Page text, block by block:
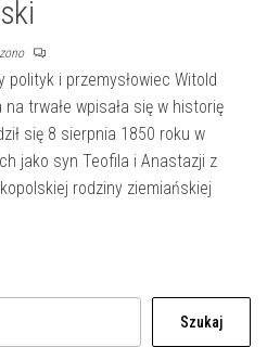
i przemysłowiec Witold
trwałe wpisała się w historię
się 8 sierpnia 1850 roku w
jako syn Teofila i Anastazji z
rodziny ziemiańskiej
Szukaj